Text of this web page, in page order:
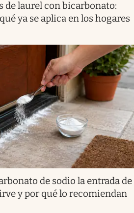
de laurel con bicarbonato:
ya se aplica en los hogares
de sodio la entrada de
y por qué lo recomiendan